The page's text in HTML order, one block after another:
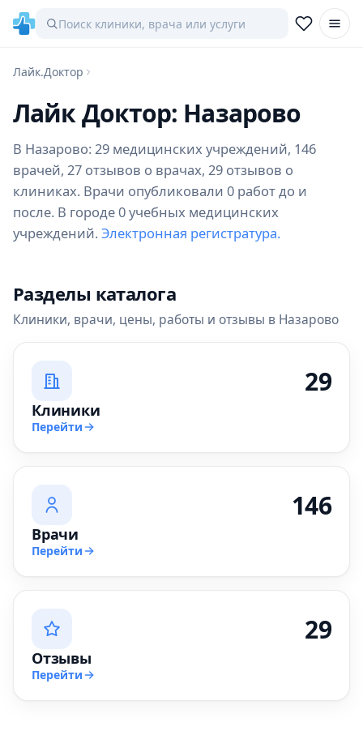
Лайк.Доктор
Лайк Доктор: Назарово
В Назарово: 29 медицинских учреждений, 146
врачей, 27 отзывов о врачах, 29 отзывов о
клиниках. Врачи опубликовали 0 работ до и
после. В городе 0 учебных медицинских
учреждений. Электронная регистратура.
Разделы каталога
Клиники, врачи, цены, работы и отзывы в Назарово
29
Клиники
Перейти
146
Врачи
Перейти
29
Отзывы
Перейти